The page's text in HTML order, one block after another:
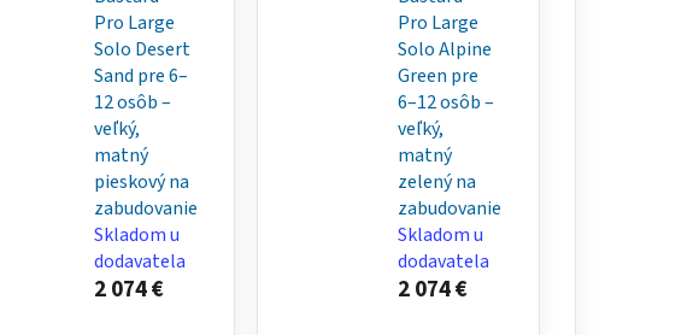
Pro Large
Solo Desert
Sand pre 6–
12 osôb –
veľký,
matný
pieskový na
zabudovanie
Skladom u
dodavatela
2 074 €
Pro Large
Solo Alpine
Green pre
6–12 osôb –
veľký,
matný
zelený na
zabudovanie
Skladom u
dodavatela
2 074 €